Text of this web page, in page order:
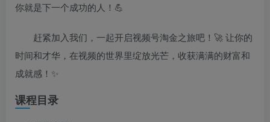
你就是下一个成功的人！💪
赶紧加入我们，一起开启视频号淘金之旅吧！🚀 让你的
时间和才华，在视频的世界里绽放光芒，收获满满的财富和
成就感！✨
课程目录